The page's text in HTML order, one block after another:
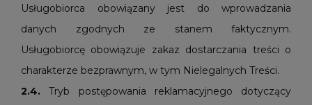
Usługobiorca obowiązany jest do wprowadzania
danych zgodnych ze stanem faktycznym.
Usługobiorcę obowiązuje zakaz dostarczania treści o
charakterze bezprawnym, w tym Nielegalnych Treści.
2.4. Tryb postępowania reklamacyjnego dotyczący